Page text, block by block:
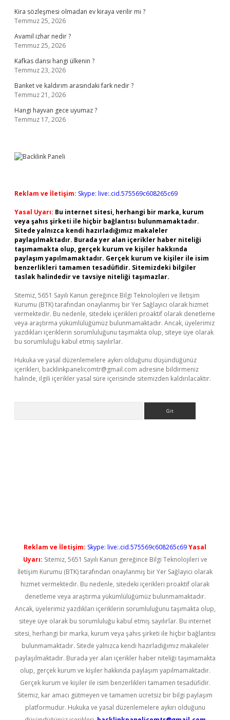
Kira sözleşmesi olmadan ev kiraya verilir mi ?
Temmuz 25, 2026
Avamil izhar nedir ?
Temmuz 25, 2026
Kafkas dansı hangi ülkenin ?
Temmuz 23, 2026
Banket ve kaldırım arasındaki fark nedir ?
Temmuz 21, 2026
Hangi hayvan gece uyumaz ?
Temmuz 17, 2026
Reklam ve İletişim: Skype: live:.cid.575569c608265c69
Yasal Uyarı: Bu internet sitesi, herhangi bir marka, kurum
veya şahıs şirketi ile hiçbir bağlantısı bulunmamaktadır.
Sitede yalnızca kendi hazırladığımız makaleler
paylaşılmaktadır. Burada yer alan içerikler haber niteliği
taşımamakta olup, gerçek kurum ve kişiler hakkında
paylaşım yapılmamaktadır. Gerçek kurum ve kişiler ile isim
benzerlikleri tamamen tesadüfidir. Sitemizdeki bilgiler
taslak halindedir ve tavsiye niteliği taşımazlar.
Sitemiz, 5651 Sayılı Kanun gereğince Bilgi Teknolojileri ve İletişim
Kurumu (BTK) tarafından onaylanmış bir Yer Sağlayıcı olarak hizmet
vermektedir. Bu nedenle, sitedeki içerikleri proaktif olarak denetleme
veya araştırma yükümlülüğümüz bulunmamaktadır. Ancak, üyelerimiz
yazdıkları içeriklerin sorumluluğunu taşımakta olup, siteye üye olarak
bu sorumluluğu kabul etmiş sayılırlar.
Hukuka ve yasal düzenlemelere aykırı olduğunu düşündüğünüz
içerikleri, backlinkpanelicomtr@gmail.com adresine bildirmeniz
halinde, ilgili içerikler yasal süre içerisinde sitemizden kaldırılacaktır.
Reklam ve İletişim: Skype: live:.cid.575569c608265c69Yasal
Uyarı: Sitemiz, 5651 Sayılı Kanun gereğince Bilgi Teknolojileri ve
İletişim Kurumu (BTK) tarafından onaylanmış bir Yer Sağlayıcı olarak
hizmet vermektedir. Bu nedenle, sitedeki içerikleri proaktif olarak
denetleme veya araştırma yükümlülüğümüz bulunmamaktadır.
Ancak, üyelerimiz yazdıkları içeriklerin sorumluluğunu taşımakta olup,
siteye üye olarak bu sorumluluğu kabul etmiş sayılırlar. Bu internet
sitesi, herhangi bir marka, kurum veya şahıs şirketi ile hiçbir bağlantısı
bulunmamaktadır. Sitede yalnızca kendi hazırladığımız makaleler
paylaşılmaktadır. Burada yer alan içerikler haber niteliği taşımamakta
olup, gerçek kurum ve kişiler hakkında paylaşım yapılmamaktadır.
Gerçek kurum ve kişiler ile isim benzerlikleri tamamen tesadüfidir.
Sitemiz, kar amacı gütmeyen ve tamamen ücretsiz bir bilgi paylaşım
platformudur. Hukuka ve yasal düzenlemelere aykırı olduğunu